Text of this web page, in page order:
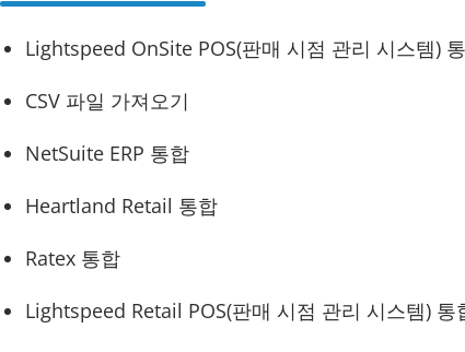
Lightspeed OnSite POS(판매 시점 관리 시스템)
CSV 파일 가져오기
NetSuite ERP 통합
Heartland Retail 통합
Ratex 통합
Lightspeed Retail POS(판매 시점 관리 시스템) 통